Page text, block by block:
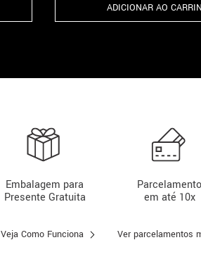
ADICIONAR AO
Embalagem para
Presente Gratuita
Veja Como Funciona
Parcelamento
em até 10x
Ver parcelamentos